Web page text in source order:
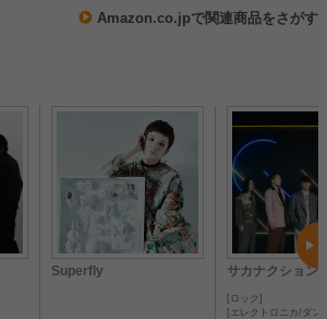
Amazon.co.jpで関連商品をさがす
Superfly サカナクション
ロック
エレクトロニカ/ダンス